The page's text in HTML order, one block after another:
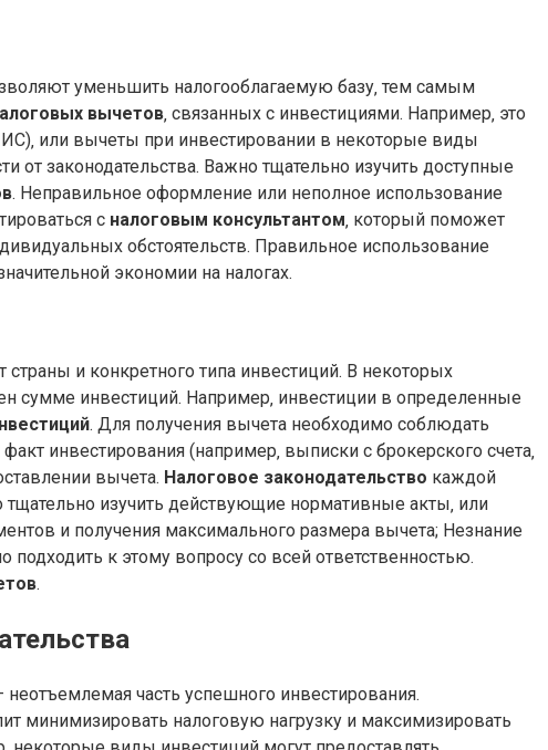
уменьшить налогооблагаемую базу‚ тем самым
вычетов‚ связанных с инвестициями. Например‚ это
или вычеты при инвестировании в некоторые виды
законодательства. Важно тщательно изучить доступные
. Неправильное оформление или неполное использование
с налоговым консультантом‚ который поможет
обстоятельств. Правильное использование
экономии на налогах.
и конкретного типа инвестиций. В некоторых
сумме инвестиций. Например‚ инвестиции в определенные
. Для получения вычета необходимо соблюдать
инвестирования (например‚ выписки с брокерского счета‚
вычета. Налоговое законодательство каждой
изучить действующие нормативные акты‚ или
и получения максимального размера вычета; Незнание
к этому вопросу со всей ответственностью.
.
часть успешного инвестирования.
минимизировать налоговую нагрузку и максимизировать